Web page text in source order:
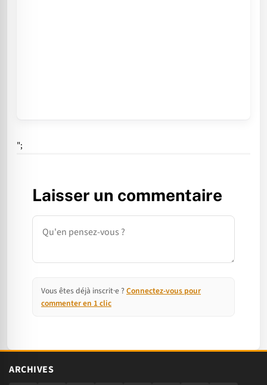
";
Laisser un commentaire
Commentaire
Vous êtes déjà inscrit·e ? Connectez-vous pour
commenter en 1 clic
ARCHIVES